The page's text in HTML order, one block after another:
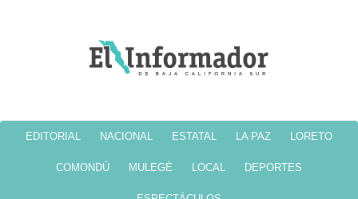
EDITORIAL NACIONAL ESTATAL LA PAZ LORETO
COMONDÚ MULEGÉ LOCAL DEPORTES